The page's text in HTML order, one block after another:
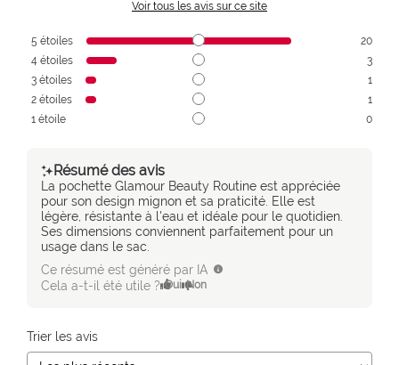
Voir tous les avis sur ce site
5 étoiles
20
4 étoiles
3
3 étoiles
1
2 étoiles
1
1 étoile 0
Résumé des avis
La pochette Glamour Beauty Routine est appréciée
pour son design mignon et sa praticité. Elle est
légère, résistante à l'eau et idéale pour le quotidien.
Ses dimensions conviennent parfaitement pour un
usage dans le sac.
Ce résumé est généré par IA
Cela a-t-il été utile ? Oui Non
Trier les avis